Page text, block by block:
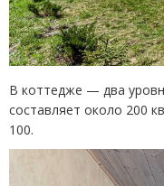
В коттедже — два
составляет около 200
100.